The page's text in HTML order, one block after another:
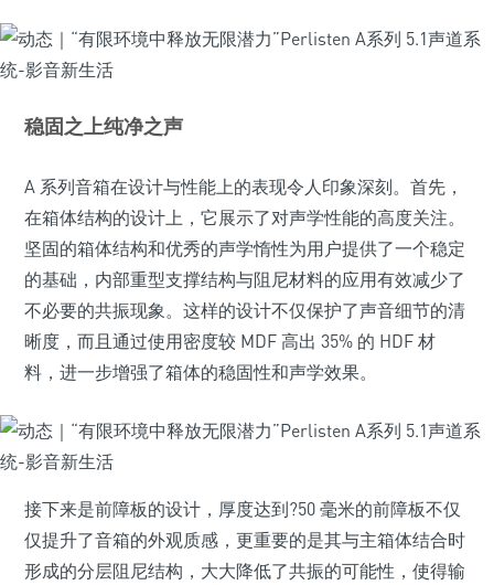
稳固之上纯净之声
A 系列音箱在设计与性能上的表现令人印象深刻。首先，
在箱体结构的设计上，它展示了对声学性能的高度关注。
坚固的箱体结构和优秀的声学惰性为用户提供了一个稳定
的基础，内部重型支撑结构与阻尼材料的应用有效减少了
不必要的共振现象。这样的设计不仅保护了声音细节的清
晰度，而且通过使用密度较 MDF 高出 35% 的 HDF 材
料，进一步增强了箱体的稳固性和声学效果。
接下来是前障板的设计，厚度达到?50 毫米的前障板不仅
仅提升了音箱的外观质感，更重要的是其与主箱体结合时
形成的分层阻尼结构，大大降低了共振的可能性，使得输